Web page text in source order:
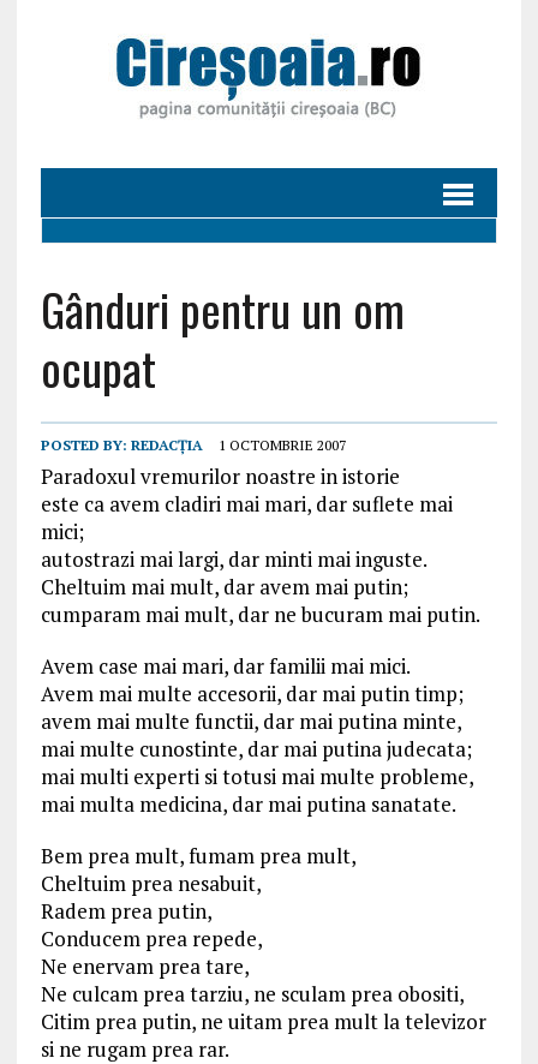
Gânduri pentru un om
ocupat
POSTED BY: REDACȚIA 1 OCTOMBRIE 2007
Paradoxul vremurilor noastre in istorie
este ca avem cladiri mai mari, dar suflete mai
mici;
autostrazi mai largi, dar minti mai inguste.
Cheltuim mai mult, dar avem mai putin;
cumparam mai mult, dar ne bucuram mai putin.
Avem case mai mari, dar familii mai mici.
Avem mai multe accesorii, dar mai putin timp;
avem mai multe functii, dar mai putina minte,
mai multe cunostinte, dar mai putina judecata;
mai multi experti si totusi mai multe probleme,
mai multa medicina, dar mai putina sanatate.
Bem prea mult, fumam prea mult,
Cheltuim prea nesabuit,
Radem prea putin,
Conducem prea repede,
Ne enervam prea tare,
Ne culcam prea tarziu, ne sculam prea obositi,
Citim prea putin, ne uitam prea mult la televizor
si ne rugam prea rar.